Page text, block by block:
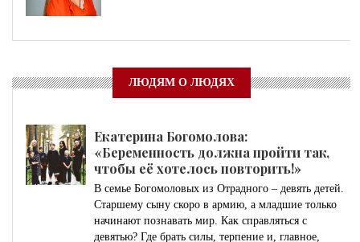
ЛЮДЯМ О ЛЮДЯХ
Екатерина Богомолова:
«Беременность должна пройти так,
чтобы её хотелось повторить!»
В семье Богомоловых из Отрадного – девять детей.
Старшему сыну скоро в армию, а младшие только
начинают познавать мир. Как справляться с
девятью? Где брать силы, терпение и, главное,